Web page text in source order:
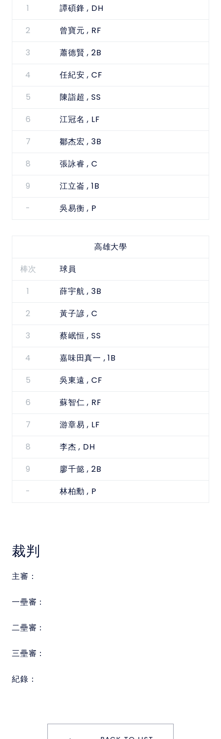
1 譚碩鋒 , DH
2
曾寶元 , RF
3
蕭德賢 , 2B
4
任紀安 , CF
5
陳詣超 , SS
6
江冠名 , LF
7
鄒杰宏 , 3B
8
張詠睿 , C
9
江立崙 , 1B
-
吳易衡 , P
高雄大學
棒次 球員
1 薛宇航 , 3B
2
黃子諺 , C
3
蔡岷恒 , SS
4
嘉味田真一 , 1B
5
吳東遠 , CF
6
蘇智仁 , RF
7
游章易 , LF
8
李杰 , DH
9
廖千懿 , 2B
-
林柏勳 , P
裁判
主審：
一壘審：
二壘審：
三壘審：
紀錄：